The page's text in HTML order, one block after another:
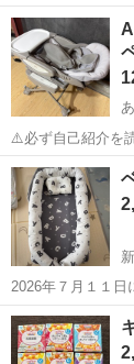
由研究などにいか
※転売事案があっ
せられる方で、連
北海道 函館市
⚠️必ず自己紹介を読
幅： cm 奥行： cm
北海道 札幌市
2026年７月１１日
以降は使ってません！ 目立った汚れ等ありません。 あく
ですので神経質な
ンでおねがいしま
北海道 北斗市